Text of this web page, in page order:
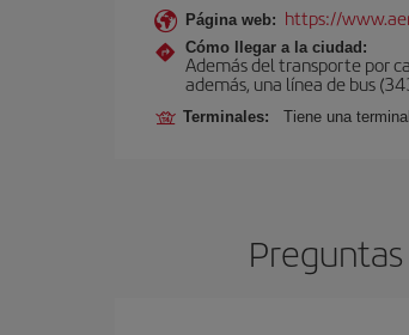
Página web: https://
Cómo llegar a la ciudad:
Además del transporte por
además, una línea de bus
Terminales: Tiene una terminal